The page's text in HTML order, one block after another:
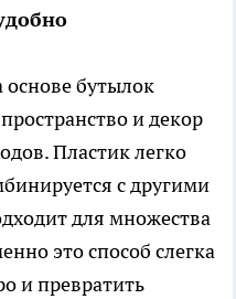
бутылок
и декор
Пластик легко
с другими
для множества
это способ слегка
и превратить